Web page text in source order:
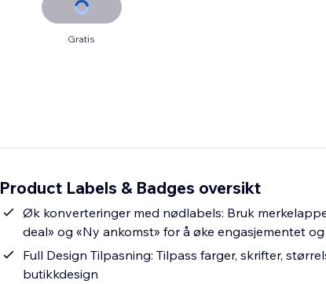
Gratis
Product Labels & Badges oversikt
Øk konverteringer med nødlabels: Bruk
deal» og «Ny ankomst» for å øke engasjementet
Full Design Tilpasning: Tilpass farger, skrifter,
butikkdesign